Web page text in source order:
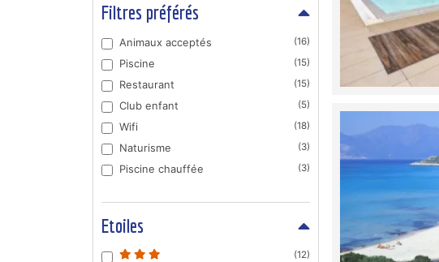
Filtres préférés
Animaux acceptés (16)
Piscine (15)
Restaurant (15)
Club enfant (5)
Wifi (18)
Naturisme (3)
Piscine chauffée (3)
Etoiles
(12)